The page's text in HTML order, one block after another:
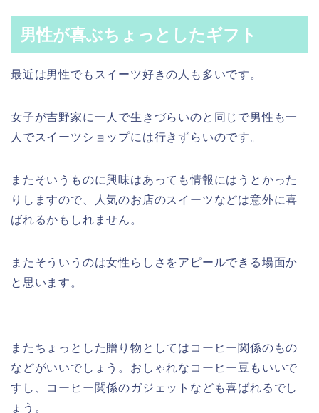
男性が喜ぶちょっとしたギフト
最近は男性でもスイーツ好きの人も多いです。
女子が吉野家に一人で生きづらいのと同じで男性も一
人でスイーツショップには行きずらいのです。
またそいうものに興味はあっても情報にはうとかった
りしますので、人気のお店のスイーツなどは意外に喜
ばれるかもしれません。
またそういうのは女性らしさをアピールできる場面か
と思います。
またちょっとした贈り物としてはコーヒー関係のもの
などがいいでしょう。おしゃれなコーヒー豆もいいで
すし、コーヒー関係のガジェットなども喜ばれるでし
ょう。